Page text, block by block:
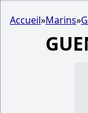
Accueil»Marins»